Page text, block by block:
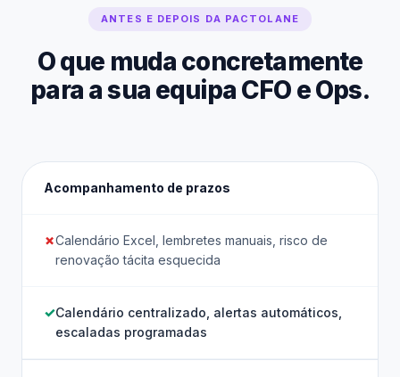
ANTES E DEPOIS DA PACTOLANE
O que muda concretamente
para a sua equipa CFO e Ops.
Acompanhamento de prazos
Calendário Excel, lembretes manuais, risco de
renovação tácita esquecida
Calendário centralizado, alertas automáticos,
escaladas programadas